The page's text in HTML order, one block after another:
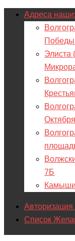
Адреса
Элиста
7Б
Авторизация
Список